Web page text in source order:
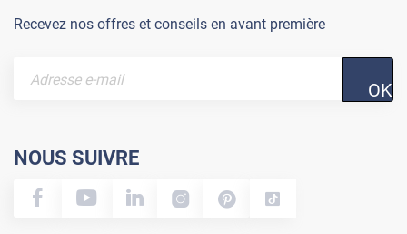
Recevez nos offres et conseils en avant première
OK
NOUS SUIVRE